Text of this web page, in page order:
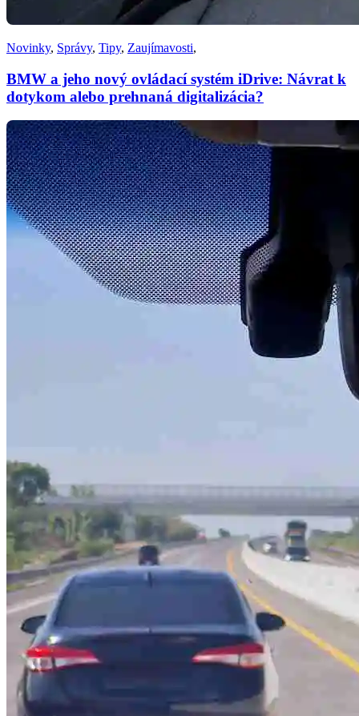
Novinky, Správy, Tipy, Zaujímavosti,
BMW a jeho nový ovládací systém iDrive: Návrat k
dotykom alebo prehnaná digitalizácia?